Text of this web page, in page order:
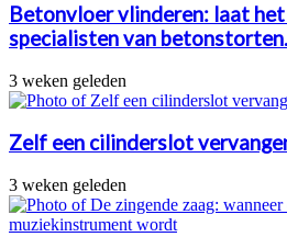
Betonvloer vlinderen: laat het
specialisten van
3 weken geleden
Zelf een cilinderslot
3 weken geleden